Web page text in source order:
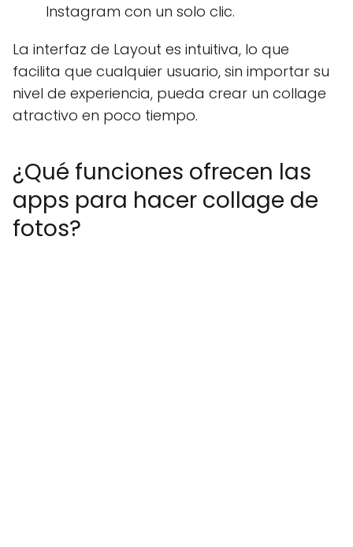
Instagram con un solo clic.
La interfaz de Layout es intuitiva, lo que
facilita que cualquier usuario, sin importar su
nivel de experiencia, pueda crear un collage
atractivo en poco tiempo.
¿Qué funciones ofrecen las
apps para hacer collage de
fotos?